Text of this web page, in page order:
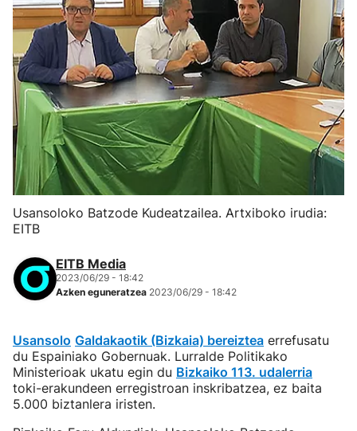
Usansoloko Batzode Kudeatzailea. Artxiboko irudia:
EITB
EITB Media
2023/06/29 - 18:42
Azken eguneratzea 2023/06/29 - 18:42
Usansolo Galdakaotik (Bizkaia) bereiztea errefusatu
du Espainiako Gobernuak. Lurralde Politikako
Ministerioak ukatu egin du Bizkaiko 113. udalerria
toki-erakundeen erregistroan inskribatzea, ez baita
5.000 biztanlera iristen.